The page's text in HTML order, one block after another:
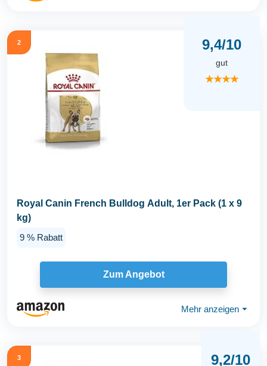
2 9,4/10
gut
★★★★
Royal Canin French Bulldog Adult, 1er Pack (1 x 9
kg)
9 % Rabatt
Zum Angebot
Mehr anzeigen ⏷
3 9,2/10